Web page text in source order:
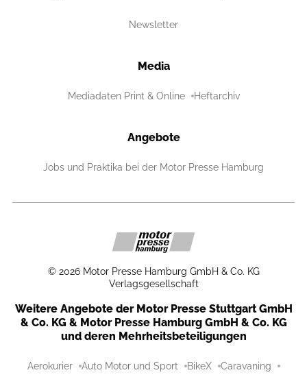
Newsletter
Media
Mediadaten Print & Online Heftarchiv
Angebote
Jobs und Praktika bei der Motor Presse Hamburg
© 2026 Motor Presse Hamburg GmbH & Co. KG
Verlagsgesellschaft
Weitere Angebote der Motor Presse Stuttgart GmbH
& Co. KG & Motor Presse Hamburg GmbH & Co. KG
und deren Mehrheitsbeteiligungen
Aerokurier Auto Motor und Sport BikeX Caravaning